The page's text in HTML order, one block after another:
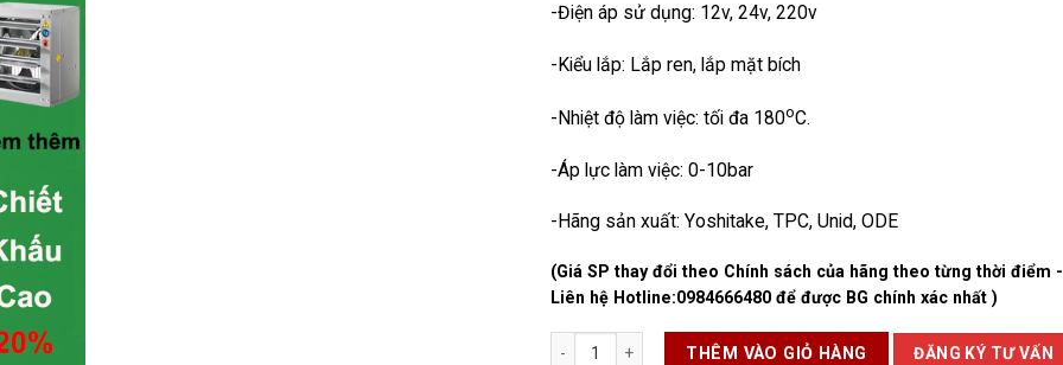
-Điện áp sử dụng: 12v, 24v, 220v
-Kiểu lắp: Lắp ren, lắp mặt bích
-Nhiệt độ làm việc: tối đa 180oC.
-Áp lực làm việc: 0-10bar
-Hãng sản xuất: Yoshitake, TPC, Unid, ODE
(Giá SP thay đổi theo Chính sách của hãng theo từng thời điểm
Liên hệ Hotline:0984666480 để được BG chính xác nhất )
Van Điện Từ Hơi số lượng
THÊM VÀO GIỎ HÀNG ĐĂNG KÝ TƯ VẤN